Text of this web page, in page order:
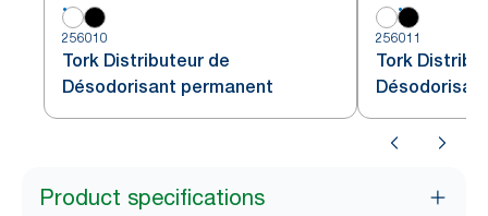
256010
Tork Distributeur de
Désodorisant permanent
256011
Tork
Product specifications